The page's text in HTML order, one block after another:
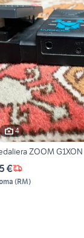
4
ZOOM G1XON
€
(RM)